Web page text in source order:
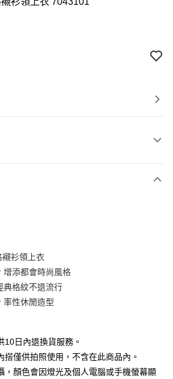
台北富邦商業銀行
兆豐國際商業銀行
台中商業銀行
永豐商業銀行
中國信託商業銀行
衫領上衣
增添都會時尚風格
典格紋不退流行
率性休閒造型
10日內退換貨服務。
搭僅供拍照使用，不含在此商品內。
，顏色會因燈光及個人電腦或手機螢幕顯